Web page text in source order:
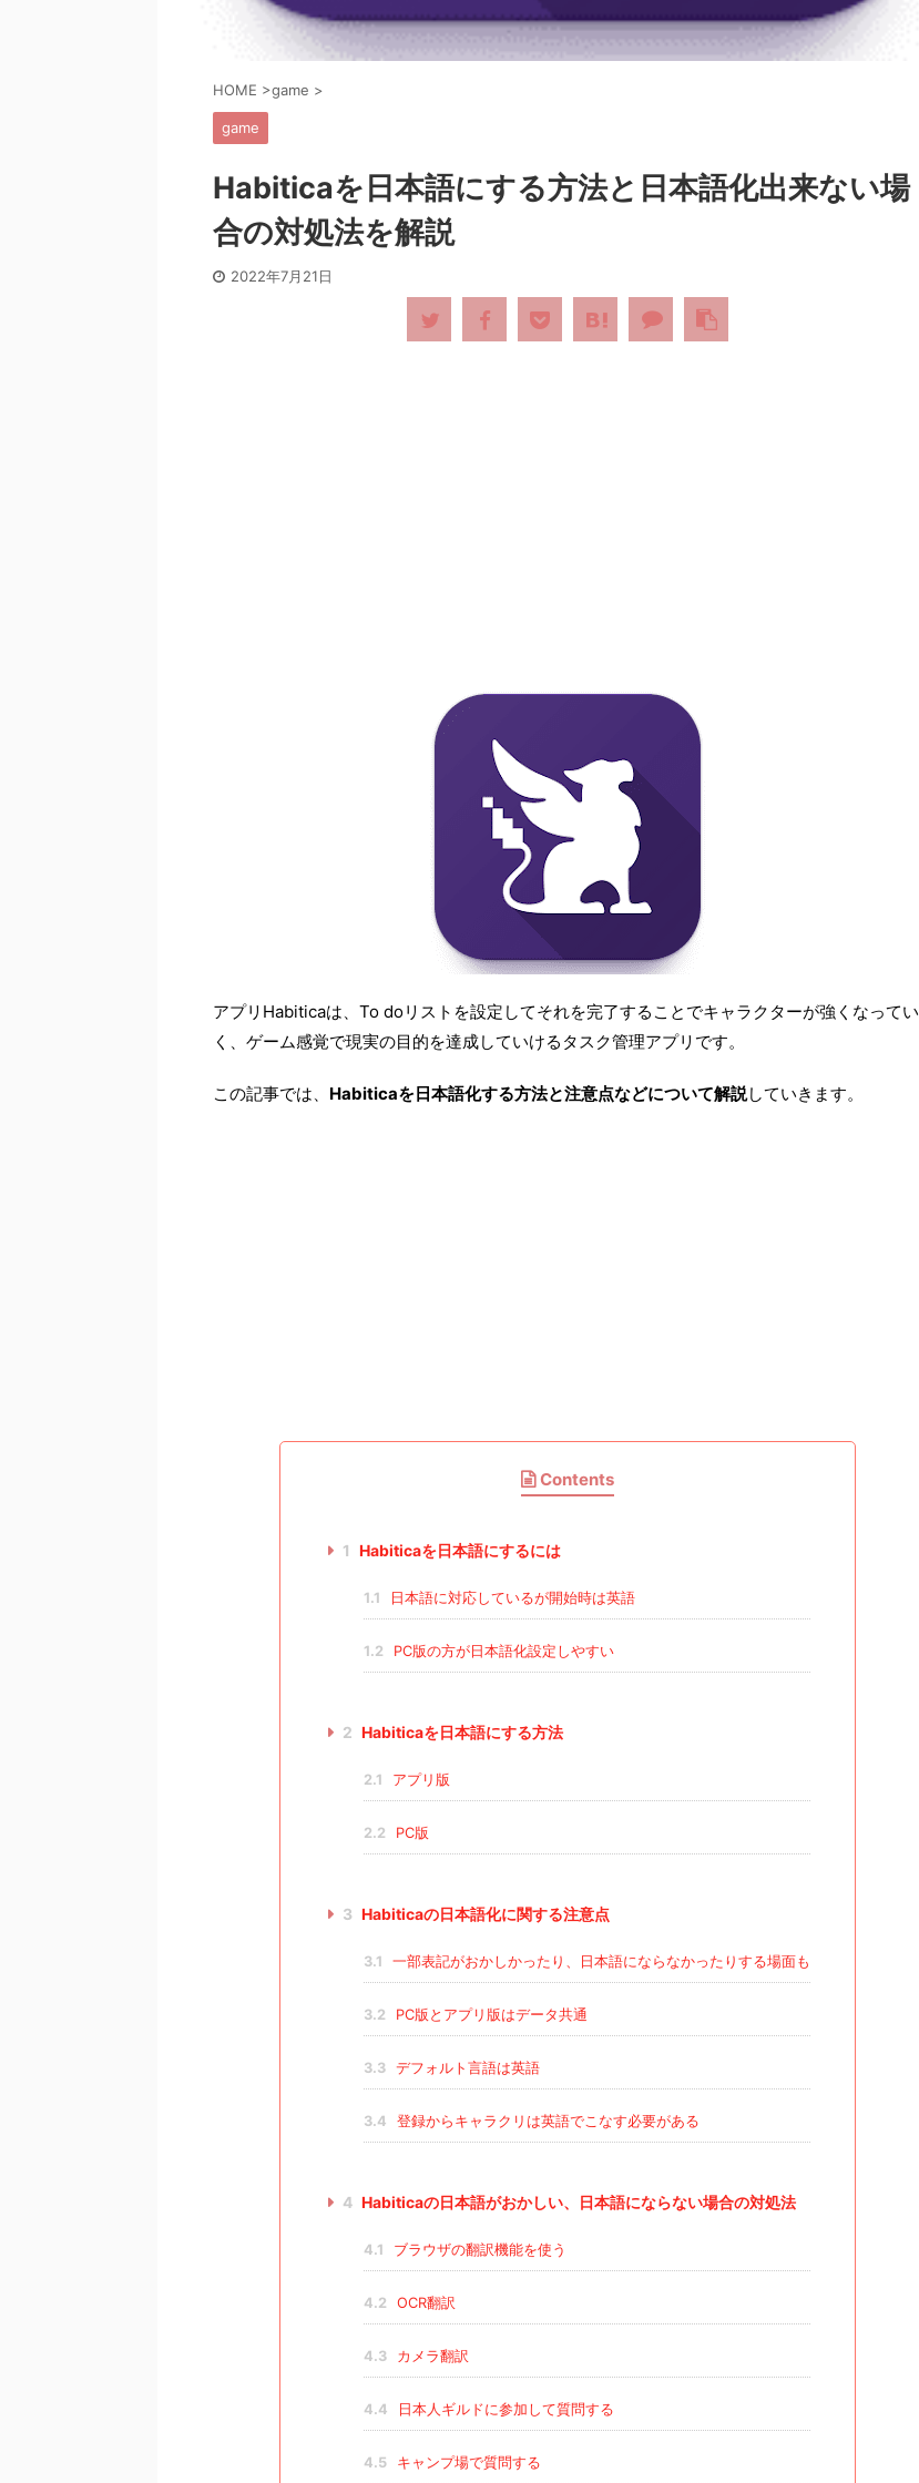
HOME >game >
game
Habiticaを日本語にする方法と日本語化出来ない場
合の対処法を解説
2022年7月21日
アプリHabiticaは、To doリストを設定してそれを完了することでキャラクターが強くなってい
く、ゲーム感覚で現実の目的を達成していけるタスク管理アプリです。
この記事では、 Habiticaを日本語化する方法と注意点などについて解説していきます。
Contents
1 Habiticaを日本語にするには
1.1 日本語に対応しているが開始時は英語
1.2 PC版の方が日本語化設定しやすい
2 Habiticaを日本語にする方法
2.1 アプリ版
2.2 PC版
3 Habiticaの日本語化に関する注意点
3.1 一部表記がおかしかったり、日本語にならなかったりする場面も
3.2 PC版とアプリ版はデータ共通
3.3 デフォルト言語は英語
3.4 登録からキャラクリは英語でこなす必要がある
4 Habiticaの日本語がおかしい、日本語にならない場合の対処法
4.1 ブラウザの翻訳機能を使う
4.2 OCR翻訳
4.3 カメラ翻訳
4.4 日本人ギルドに参加して質問する
4.5 キャンプ場で質問する